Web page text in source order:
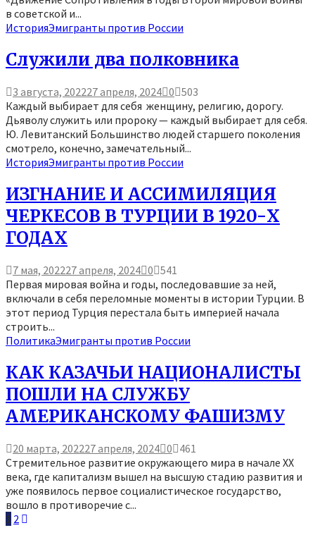
в советской и...
ИсторияЭмигранты против России
Служили два полковника
3 августа, 202227 апреля, 2024 0 503
­­Каждый выбирает для себя женщину, религию, дорогу.
Дьяволу служить или пророку — каждый выбирает для себя.
Ю. Левитанский Большинство людей старшего поколения
смотрело, конечно, замечательный...
ИсторияЭмигранты против России
ИЗГНАНИЕ И АССИМИЛЯЦИЯ
ЧЕРКЕСОВ В ТУРЦИИ В 1920-Х
ГОДАХ
7 мая, 202227 апреля, 2024 0 541
Первая мировая война и годы, последовавшие за ней,
включали в себя переломные моменты в истории Турции. В
этот период Турция перестала быть империей начала
строить...
ПолитикаЭмигранты против России
КАК КАЗАЧЬИ НАЦИОНАЛИСТЫ
ПОШЛИ НА СЛУЖБУ
АМЕРИКАНСКОМУ ФАШИЗМУ
20 марта, 202227 апреля, 2024 0 461
Стремительное развитие окружающего мира в начале XX
века, где капитализм вышел на высшую стадию развития и
уже появилось первое социалистическое государство,
вошло в противоречие с...
Пагинация
1 2